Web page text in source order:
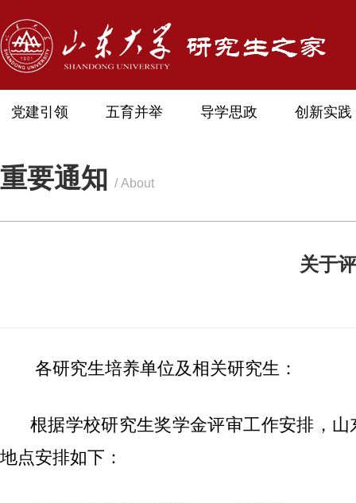
党建引领 五育并举 导学思政 创新实践
重要通知 / About
关于
各研究生培养单位及相关研究生：
根据学校研究生奖学金评审工作安排，山
地点安排如下：